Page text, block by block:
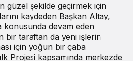
güzel şekilde geçirmek için
kaydeden Başkan Altay,
konusunda devam eden
bir taraftan da yeni işlerin
için yoğun bir çaba
Projesi kapsamında merkezde